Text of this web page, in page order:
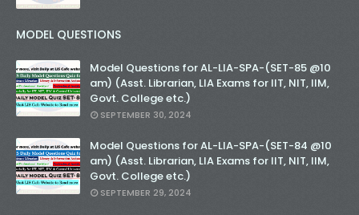
MODEL QUESTIONS
Model Questions for AL-LIA-SPA-(SET-85 @10
am) (Asst. Librarian, LIA Exams for IIT, NIT, IIM,
Govt. College etc.)
SEPTEMBER 30, 2024
Model Questions for AL-LIA-SPA-(SET-84 @10
am) (Asst. Librarian, LIA Exams for IIT, NIT, IIM,
Govt. College etc.)
SEPTEMBER 29, 2024